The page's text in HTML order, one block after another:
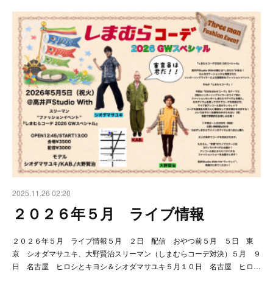
2025.11.26 02:20
２０２６年５月 ライブ情報
２０２６年５月 ライブ情報５月 ２日 配信 おやつ前５月 ５日 東
京 シオダマサユキ、大野賢治スリーマン（しまむらコーデ対決）５月 ９
日 名古屋 ヒロシとキヨシ＆シオダマサユキ５月１０日 名古屋 ヒロ…